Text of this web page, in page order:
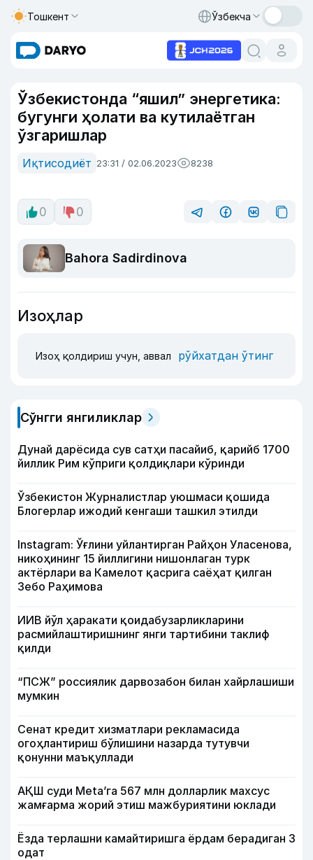
Тошкент Ўзбекча
Ўзбекистонда “яшил” энергетика:
бугунги ҳолати ва кутилаётган
ўзгаришлар
Иқтисодиёт 23:31 / 02.06.2023 8238
0 0
Bahora Sadirdinova
Изоҳлар
Изоҳ қолдириш учун, аввал рўйхатдан ўтинг
Сўнгги янгиликлар
Дунай дарёсида сув сатҳи пасайиб, қарийб 1700
йиллик Рим кўприги қолдиқлари кўринди
Ўзбекистон Журналистлар уюшмаси қошида
Блогерлар ижодий кенгаши ташкил этилди
Instagram: Ўғлини уйлантирган Райҳон Уласенова,
никоҳининг 15 йиллигини нишонлаган турк
актёрлари ва Камелот қасрига саёҳат қилган
Зебо Раҳимова
ИИВ йўл ҳаракати қоидабузарликларини
расмийлаштиришнинг янги тартибини таклиф
қилди
“ПСЖ” россиялик дарвозабон билан хайрлашиши
мумкин
Сенат кредит хизматлари рекламасида
огоҳлантириш бўлишини назарда тутувчи
қонунни маъқуллади
АҚШ суди Meta’га 567 млн долларлик махсус
жамғарма жорий этиш мажбуриятини юклади
Ёзда терлашни камайтиришга ёрдам берадиган 3
одат